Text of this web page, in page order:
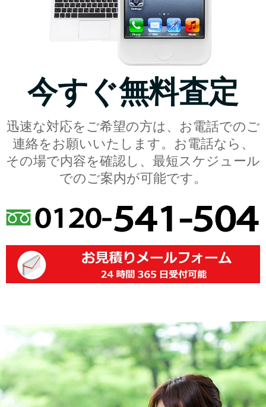
今すぐ無料査定
迅速な対応をご希望の方は、お電話でのご
連絡をお願いいたします。お電話なら、
その場で内容を確認し、最短スケジュール
でのご案内が可能です。